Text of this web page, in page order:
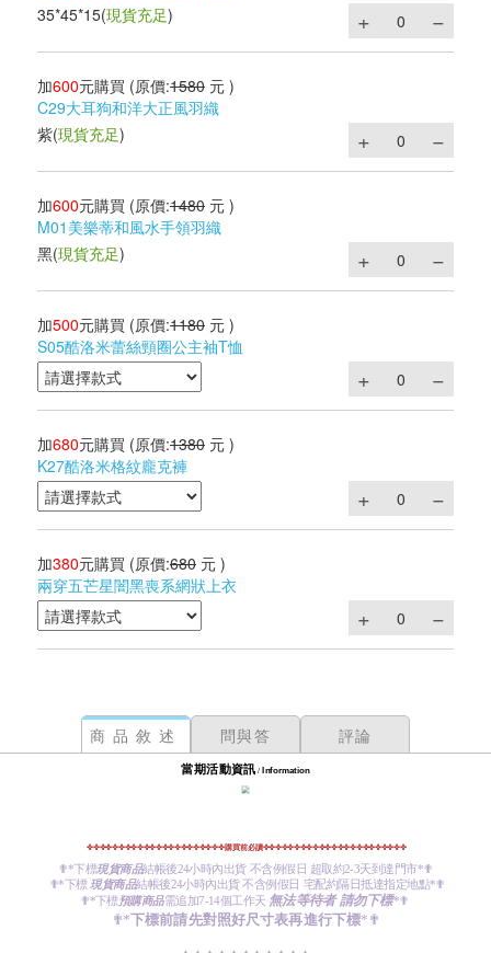
35*45*15(現貨充足)
加600元購買 (原價:1580 元 )
C29大耳狗和洋大正風羽織
紫(現貨充足)
加600元購買 (原價:1480 元 )
M01美樂蒂和風水手領羽織
黑(現貨充足)
加500元購買 (原價:1180 元 )
S05酷洛米蕾絲頸圈公主袖T恤
加680元購買 (原價:1380 元 )
K27酷洛米格紋龐克褲
加380元購買 (原價:680 元 )
兩穿五芒星闇黑喪系網狀上衣
商品敘述 問與答 評論